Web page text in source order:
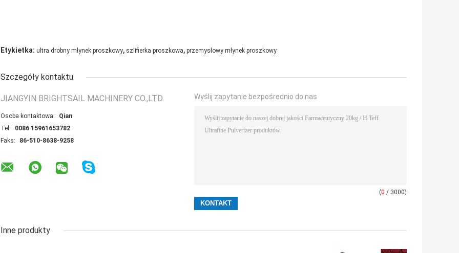
Etykietka: ultra drobny młynek proszkowy, szlifierka proszkowa, przemysłowy młynek proszkowy
Szczegóły kontaktu
JIANGYIN BRIGHTSAIL MACHINERY CO.,LTD.
Osoba kontaktowa:
Qian
Tel:
0086 15961653782
Faks:
86-510-8638-9258
Wyślij zapytanie bezpośrednio do nas
(0 / 3000)
Inne produkty